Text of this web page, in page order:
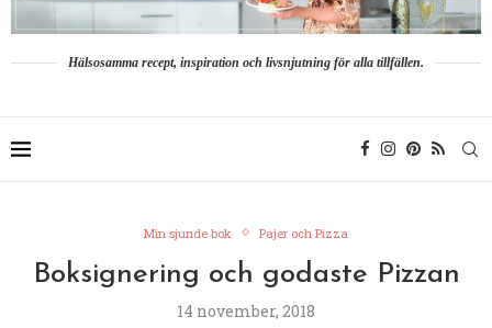
Hälsosamma recept, inspiration och livsnjutning för alla tillfällen.
Min sjunde bok Pajer och Pizza
Boksignering och godaste Pizzan
14 november, 2018